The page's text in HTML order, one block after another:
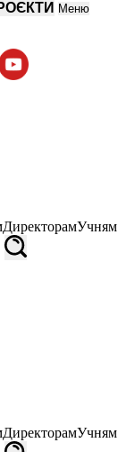
Меню
ДиректорамУчням
ДиректорамУчням